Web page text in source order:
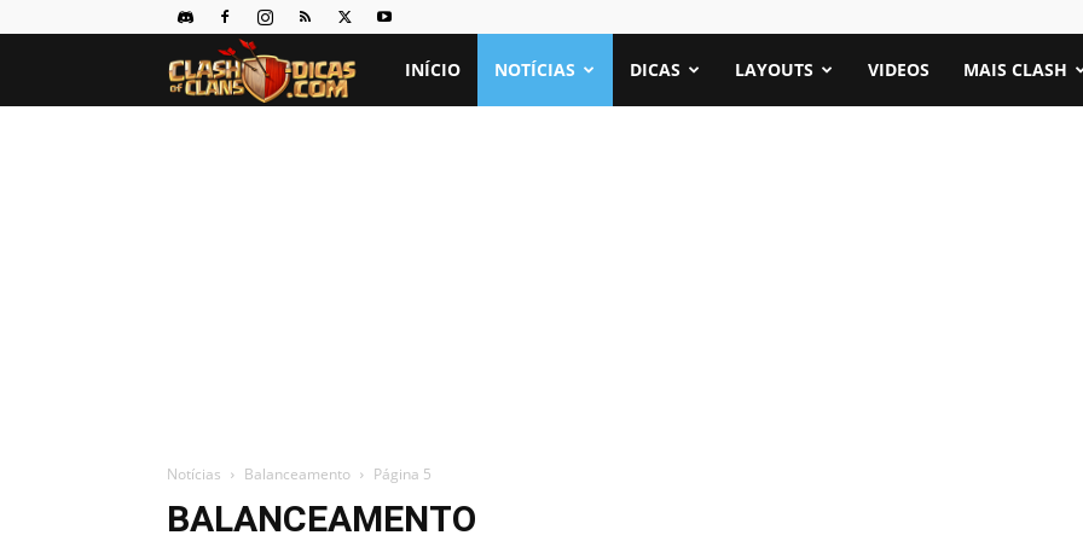
Clash
INÍCIO NOTÍCIAS DICAS LAYOUTS VIDEOS MAIS CLASH
Notícias Balanceamento Página 5
BALANCEAMENTO